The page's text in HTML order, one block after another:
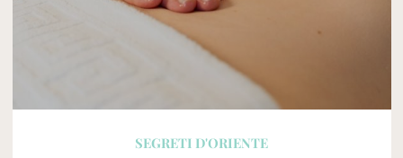
SEGRETI D'ORIENTE